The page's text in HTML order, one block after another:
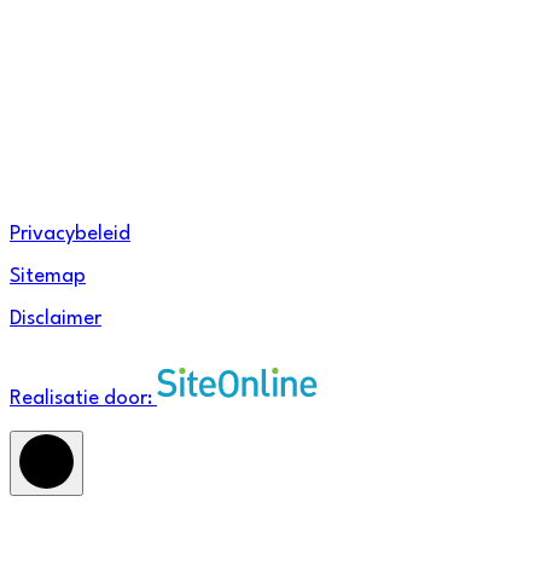
Privacybeleid
Sitemap
Disclaimer
Realisatie door: